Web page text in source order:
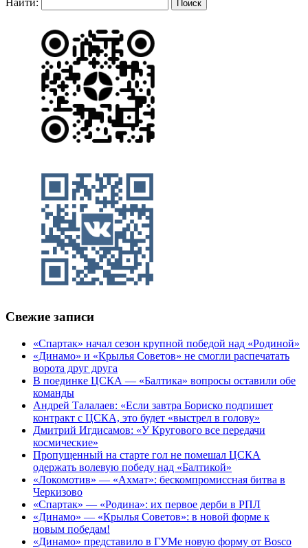
Найти:
Свежие записи
«Спартак» начал сезон крупной победой над «Родиной»
«Динамо» и «Крылья Советов» не смогли распечатать
ворота друг друга
В поединке ЦСКА — «Балтика» вопросы оставили обе
команды
Андрей Талалаев: «Если завтра Бориско подпишет
контракт с ЦСКА, это будет «выстрел в голову»
Дмитрий Игдисамов: «У Кругового все передачи
космические»
Пропущенный на старте гол не помешал ЦСКА
одержать волевую победу над «Балтикой»
«Локомотив» — «Ахмат»: бескомпромиссная битва в
Черкизово
«Спартак» — «Родина»: их первое дерби в РПЛ
«Динамо» — «Крылья Советов»: в новой форме к
новым победам!
«Динамо» представило в ГУМе новую форму от Bosco